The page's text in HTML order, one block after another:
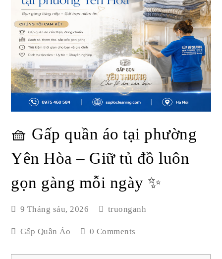
🧺 Gấp quần áo tại phường
Yên Hòa – Giữ tủ đồ luôn
gọn gàng mỗi ngày ✨
9 Tháng sáu, 2026 truonganh
Gấp Quần Áo 0 Comments